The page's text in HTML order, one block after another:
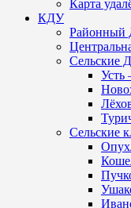
Карта
КДУ
Районный
Сельские
Усть
Сельские